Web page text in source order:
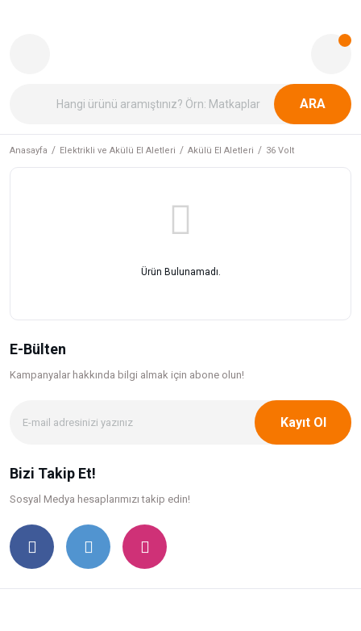
ARA
Anasayfa Elektrikli ve Akülü El Aletleri Akülü El Aletleri 36 Volt
Ürün Bulunamadı.
E-Bülten
Kampanyalar hakkında bilgi almak için abone olun!
Kayıt Ol
Bizi Takip Et!
Sosyal Medya hesaplarımızı takip edin!